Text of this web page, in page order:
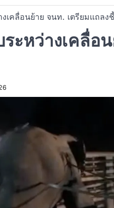
คลื่อนย้าย จนท. เตรียมแถลง
หว่างเคลื่อ